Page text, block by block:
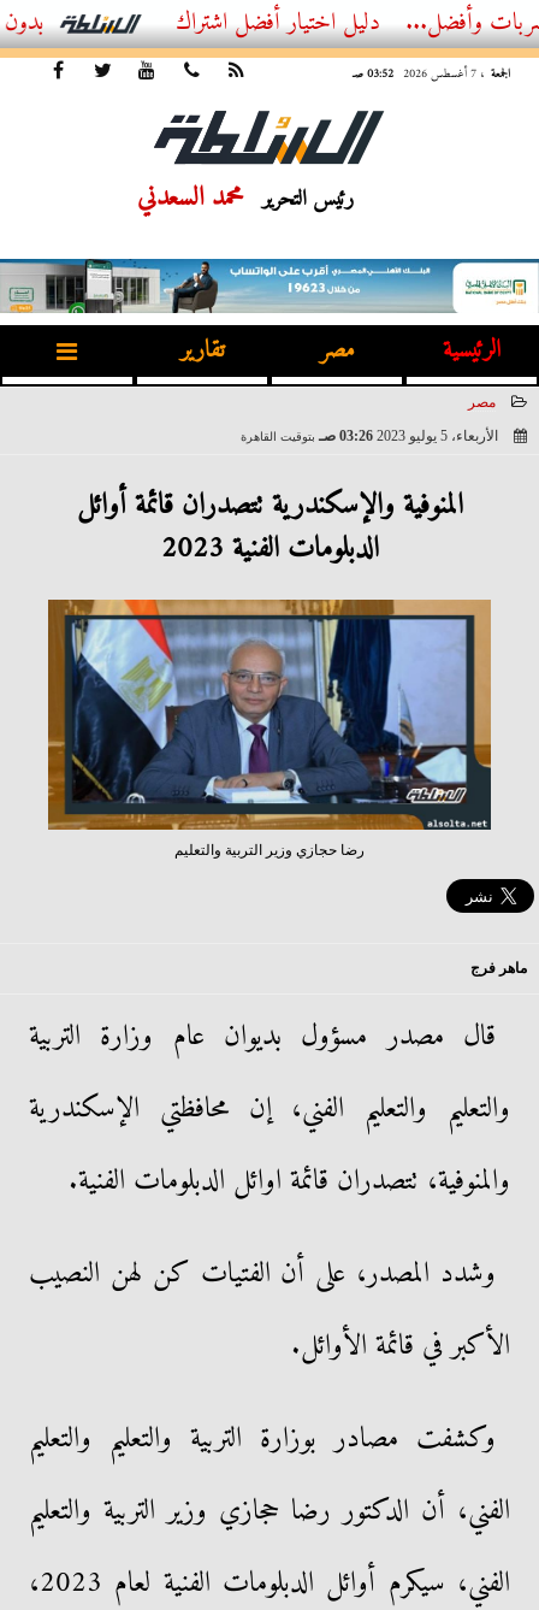
أفضل اشتراك IPTV بدون تقطيع 2026 – دليل المشاهد العصري
الجمعة ، 7 أغسطس 2026 03:52 صـ
رئيس التحرير محمد السعدني
الرئيسية مصر تقارير
مصر
الأربعاء، 5 يوليو 2023
03:26 صـ بتوقيت القاهرة
المنوفية والإسكندرية تتصدران قائمة أوائل
الدبلومات الفنية 2023
رضا حجازي وزير التربية والتعليم
ماهر فرج
قال مصدر مسؤول بديوان عام وزارة التربية
والتعليم والتعليم الفني، إن محافظتي الإسكندرية
والمنوفية، تتصدران قائمة اوائل الدبلومات الفنية.
وشدد المصدر، على أن الفتيات كن لهن النصيب
الأكبر في قائمة الأوائل.
وكشفت مصادر بوزارة التربية والتعليم والتعليم
الفني، أن الدكتور رضا حجازي وزير التربية والتعليم
الفني، سيكرم أوائل الدبلومات الفنية لعام 2023،